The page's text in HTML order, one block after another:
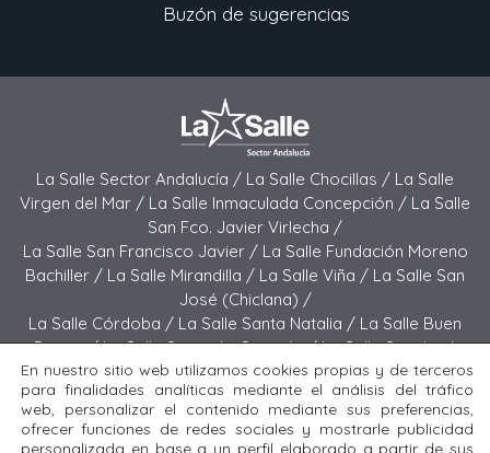
Buzón de sugerencias
La Salle Sector Andalucía / La Salle Chocillas / La Salle
Virgen del Mar / La Salle Inmaculada Concepción / La Salle
San Fco. Javier Virlecha /
La Salle San Francisco Javier / La Salle Fundación Moreno
Bachiller / La Salle Mirandilla / La Salle Viña / La Salle San
José (Chiclana) /
La Salle Córdoba / La Salle Santa Natalia / La Salle Buen
Pastor /La Salle Sagrado Corazón /La Salle San José
(Jerez) / La Salle El Carmen (Melilla) /
La Salle Buen Consejo /La Salle El Carmen (San Fernando) /
La Salle San Francisco /La Salle Felipe Benito /La Salle La
Purísima
En nuestro sitio web utilizamos cookies propias y de terceros
para finalidades analíticas mediante el análisis del tráfico
web, personalizar el contenido mediante sus preferencias,
ofrecer funciones de redes sociales y mostrarle publicidad
personalizada en base a un perfil elaborado a partir de sus